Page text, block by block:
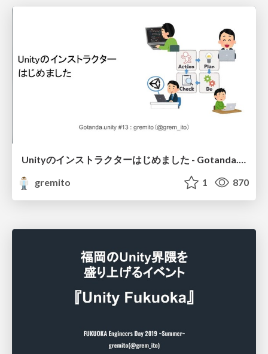
Unityのインストラクターはじめました - Gotanda.unity #13 #gotandaunity
gremito
1 870